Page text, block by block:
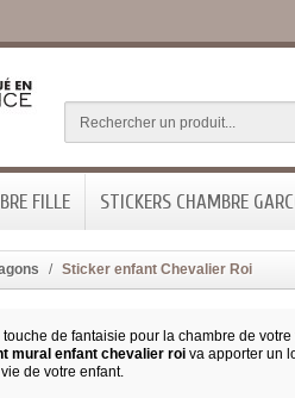
FILLE STICKERS CHAMBRE
Sticker enfant Chevalier Roi
touche de fantaisie pour la chambre de votre
mural enfant chevalier roi va apporter un
vie de votre enfant.